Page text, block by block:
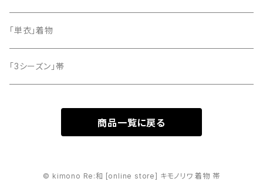
「単衣」着物
「3シーズン」帯
商品一覧に戻る
© kimono Re:和 [online store] キモノリワ 着物 帯